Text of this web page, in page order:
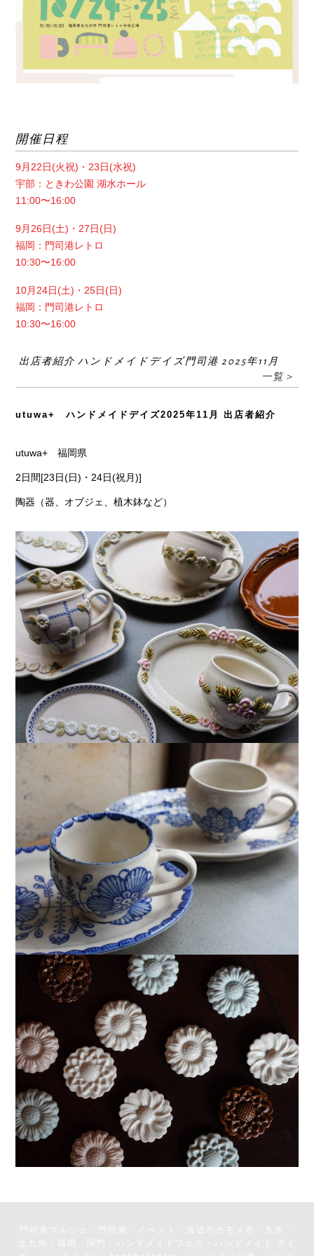
開催日程
9月22日(火祝)・23日(水祝)
宇部：ときわ公園 湖水ホール
11:00〜16:00
9月26日(土)・27日(日)
福岡：門司港レトロ
10:30〜16:00
10月24日(土)・25日(日)
福岡：門司港レトロ
10:30〜16:00
出店者紹介 ハンドメイドデイズ門司港 2025年11月
一覧＞
utuwa+ ハンドメイドデイズ2025年11月 出店者紹介
utuwa+ 福岡県
2日間[23日(日)・24日(祝月)]
陶器（器、オブジェ、植木鉢など）
門司港マルシェ・門司港・イベント・海辺のカモメ市・九州・